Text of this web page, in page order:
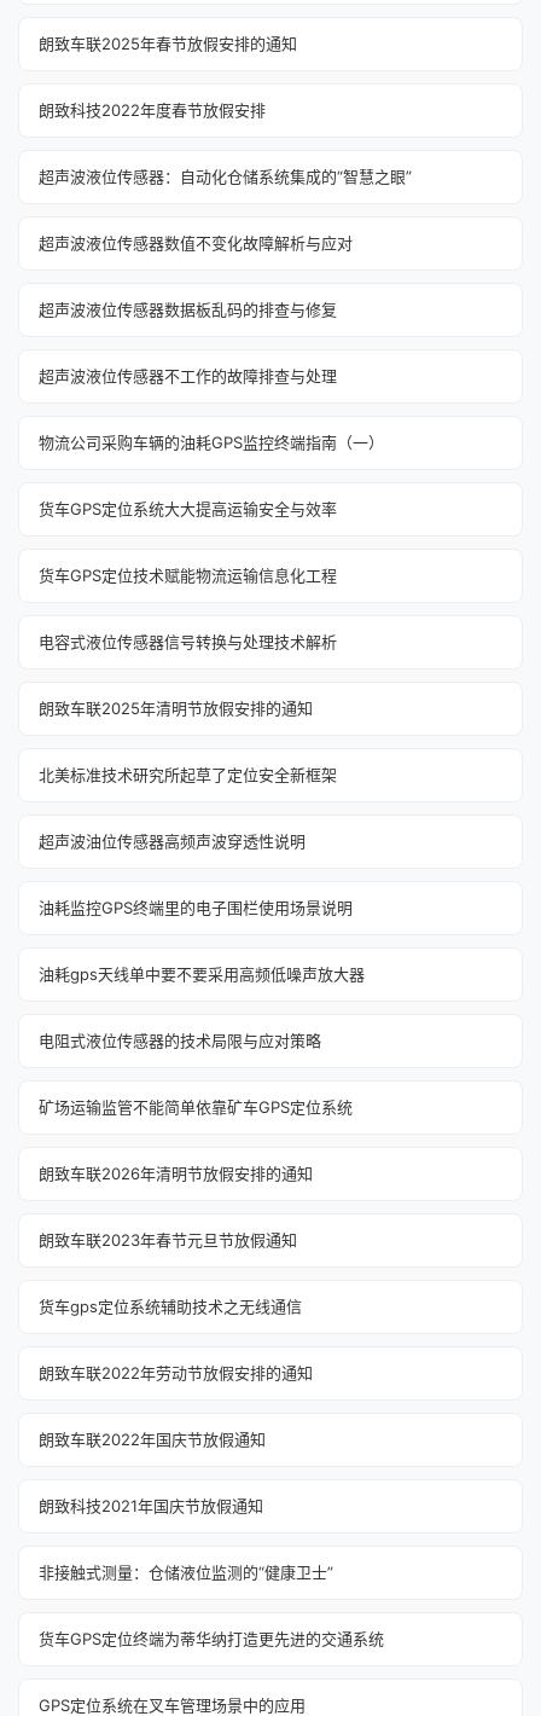
朗致车联2025年春节放假安排的通知
朗致科技2022年度春节放假安排
超声波液位传感器：自动化仓储系统集成的“智慧之眼”
超声波液位传感器数值不变化故障解析与应对
超声波液位传感器数据板乱码的排查与修复
超声波液位传感器不工作的故障排查与处理
物流公司采购车辆的油耗GPS监控终端指南（一）
货车GPS定位系统大大提高运输安全与效率
货车GPS定位技术赋能物流运输信息化工程
电容式液位传感器信号转换与处理技术解析
朗致车联2025年清明节放假安排的通知
北美标准技术研究所起草了定位安全新框架
超声波油位传感器高频声波穿透性说明
油耗监控GPS终端里的电子围栏使用场景说明
油耗gps天线单中要不要采用高频低噪声放大器
电阻式液位传感器的技术局限与应对策略
矿场运输监管不能简单依靠矿车GPS定位系统
朗致车联2026年清明节放假安排的通知
朗致车联2023年春节元旦节放假通知
货车gps定位系统辅助技术之无线通信
朗致车联2022年劳动节放假安排的通知
朗致车联2022年国庆节放假通知
朗致科技2021年国庆节放假通知
非接触式测量：仓储液位监测的“健康卫士”
货车GPS定位终端为蒂华纳打造更先进的交通系统
GPS定位系统在叉车管理场景中的应用